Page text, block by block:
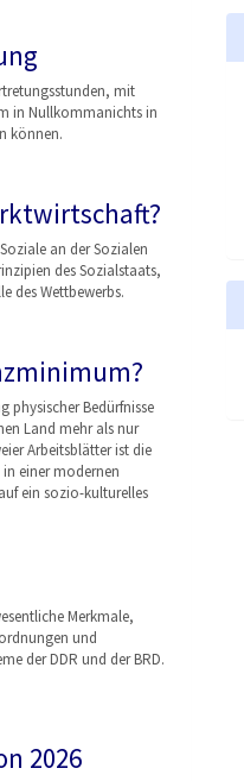
mit
in Nullkommanichts in
können.
an der Sozialen
des Sozialstaats,
des Wettbewerbs.
physischer Bedürfnisse
Land mehr als nur
Arbeitsblätter ist die
einer modernen
ein sozio-kulturelles
Merkmale,
und
der DDR und der BRD.
2026